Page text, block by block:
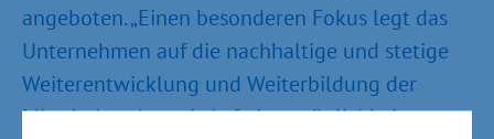
angeboten. „Einen besonderen Fokus legt das
Unternehmen auf die nachhaltige und stetige
Weiterentwicklung und Weiterbildung der
Mitarbeitenden mit Aufstiegsmöglichkeiten –